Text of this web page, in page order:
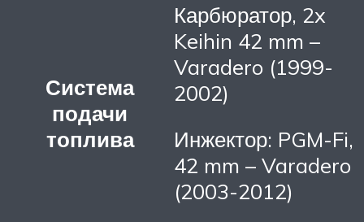
Система
подачи
топлива
Карбюратор, 2x
Keihin 42 mm –
Varadero (1999-
2002)
Инжектор: PGM-Fi,
42 mm – Varadero
(2003-2012)